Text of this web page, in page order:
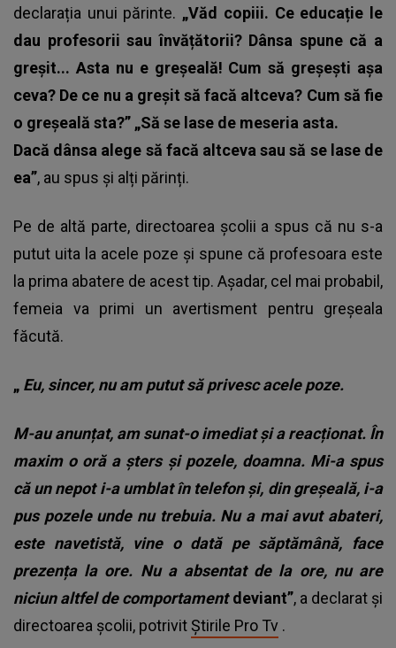
declarația unui părinte. „Văd copiii. Ce educație le
dau profesorii sau învățătorii? Dânsa spune că a
greșit... Asta nu e greșeală! Cum să greșești așa
ceva? De ce nu a greșit să facă altceva? Cum să fie
o greșeală sta?” „Să se lase de meseria asta.
Dacă dânsa alege să facă altceva sau să se lase de
ea”, au spus și alți părinți.
Pe de altă parte, directoarea școlii a spus că nu s-a
putut uita la acele poze și spune că profesoara este
la prima abatere de acest tip. Așadar, cel mai probabil,
femeia va primi un avertisment pentru greșeala
făcută.
„ Eu, sincer, nu am putut să privesc acele poze.
M-au anunțat, am sunat-o imediat și a reacționat. În
maxim o oră a șters și pozele, doamna. Mi-a spus
că un nepot i-a umblat în telefon și, din greșeală, i-a
pus pozele unde nu trebuia. Nu a mai avut abateri,
este navetistă, vine o dată pe săptămână, face
prezența la ore. Nu a absentat de la ore, nu are
niciun altfel de comportamentdeviant”, a declarat și
directoarea școlii, potrivit Știrile Pro Tv .